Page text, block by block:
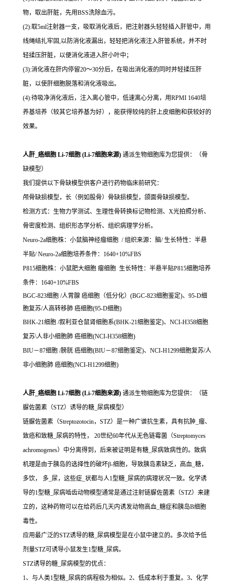
物，取出肝脏，先用BSS洗除血污。
(2):取5ml注射器一支，吸取消化液后，把注射器头轻轻插入肝管中，用
线绳结扎牢固,以防消化液漏出，轻轻把消化液注入肝管系统，并不时
轻揉压肝脏，以便消化液进入肝小叶中；
(3):消化液在肝内停留20～30分后，在吸出消化液的同时并轻揉压肝
脏，以使肝细胞脱落和消化液吸出。
(4):待吸净消化液后，注入离心管中，低速离心分离，用RPMI 1640培
养基培养（较其它培养基为好），能获得较纯的肝上皮细胞和获较好的
效果。
人肝_癌细胞 Li-7细胞 (Li-7细胞来源) 通派生物细胞库为您提供：（骨
缺模型）
我们提供以下骨缺模型供客户进行药物临床前研究：
颅骨缺损模型，长（例如股骨）骨缺损模型，颌面骨缺损模型。
检测方式：生物力学测试、生理性骨转换标记物检测、X光拍照分析、
骨密度检测、组织形态学分析、组织病理学分析。
Neuro-2a细胞株：小鼠脑神经瘤细胞 / 组织来源：脑/ 生长特性：半悬
半贴/ Neuro-2a细胞培养条件：1640+10%FBS
P815细胞株：小鼠肥大细胞 瘤细胞 生长特性：半悬半贴P815细胞培养
条件：1640+10%FBS
BGC-823细胞 /人胃腺 癌细胞（低分化）(BGC-823细胞鉴定)、95-D细
胞复苏/人高转移肺 癌细胞(95-D细胞)
BHK-21细胞 /叙利亚仓鼠肾细胞系(BHK-21细胞鉴定)、NCI-H358细胞
复苏\人非小细胞肺 癌细胞(NCI-H358细胞)
BIU－87细胞 /膀胱 癌细胞(BIU－87细胞鉴定)、NCI-H1299细胞复苏/人
非小细胞肺 癌细胞(NCI-H1299细胞)
人肝_癌细胞 Li-7细胞 (Li-7细胞来源) 通派生物细胞库为您提供：（链
脲佐菌素（STZ）诱导的糖_尿病模型）
链脲佐菌素（Streptozotocin，STZ）是一种广谱抗生素，具有抗肿_瘤、
致癌和致糖_尿病的特性， 20世纪60年代从无色链霉菌（Streptomyces
achromogenes）中分离得到，后来被证明是有糖_尿病致病性的。致病
机理是由于胰岛的选择性的破坏β-细胞，导致胰岛素缺乏，高血_糖，
多饮， 多_尿，这些症_状都与人1型糖_尿病的病理状况一致。化学诱
导的1型糖_尿病啮齿动物模型通常是通过注射链脲佐菌素（STZ）来建
立的，这种药物可以在给药后几天内诱发动物高血_糖症和胰岛B细胞
毒性。
应用最广泛的STZ诱导的糖_尿病模型是在小鼠中建立的。多次给予低
剂量STZ可诱导小鼠发生1型糖_尿病。
STZ诱导的糖_尿病模型的优点：
1、与人类1型糖_尿病的病程极为相似。2、低成本利于重复。3、化学